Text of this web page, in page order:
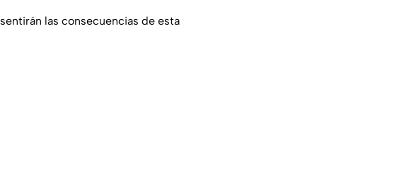
sentirán las consecuencias de esta